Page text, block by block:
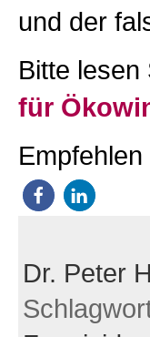
und der
Bitte lesen
für
Dr. Peter